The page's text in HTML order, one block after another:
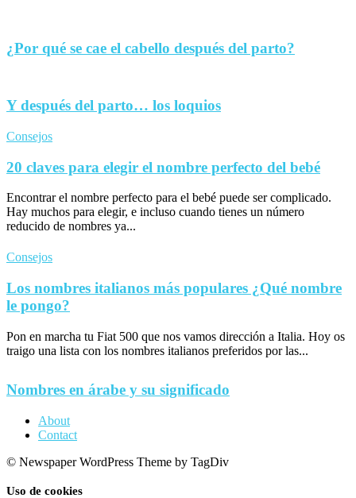
¿Por qué se cae el cabello después del parto?
Y después del parto… los loquios
Consejos
20 claves para elegir el nombre perfecto del bebé
Encontrar el nombre perfecto para el bebé puede ser complicado.
Hay muchos para elegir, e incluso cuando tienes un número
reducido de nombres ya...
Consejos
Los nombres italianos más populares ¿Qué nombre
le pongo?
Pon en marcha tu Fiat 500 que nos vamos dirección a Italia. Hoy os
traigo una lista con los nombres italianos preferidos por las...
Nombres en árabe y su significado
About
Contact
© Newspaper WordPress Theme by TagDiv
Uso de cookies